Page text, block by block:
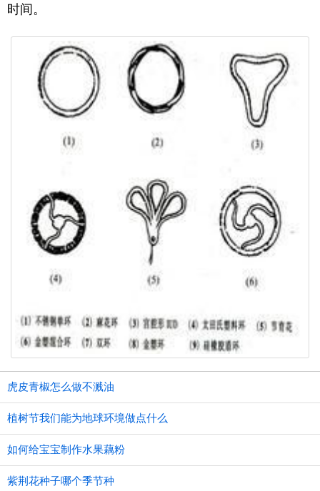
时间。
虎皮青椒怎么做不溅油
植树节我们能为地球环境做点什么
如何给宝宝制作水果藕粉
紫荆花种子哪个季节种